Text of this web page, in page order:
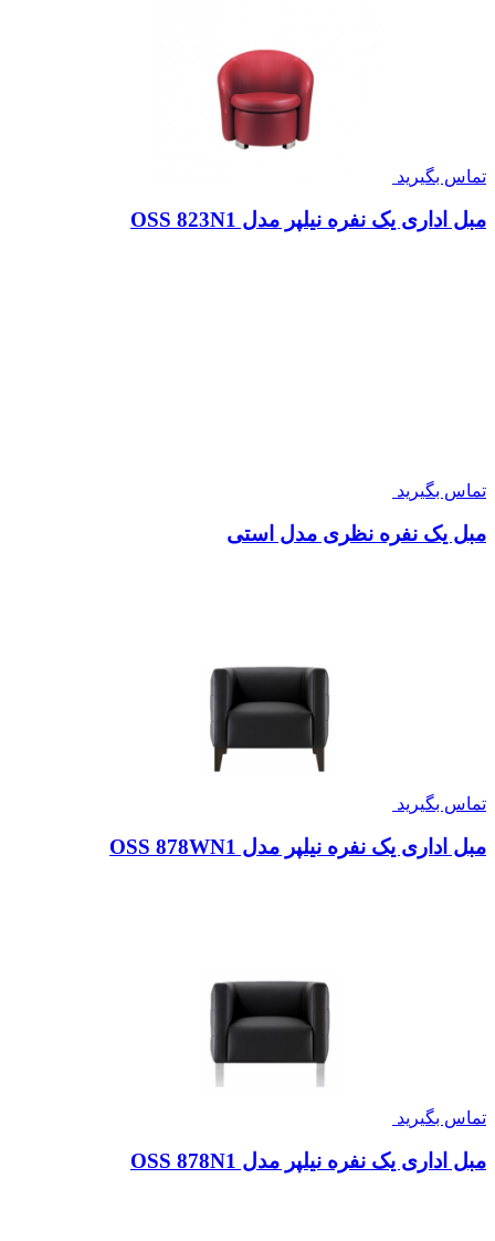
تماس بگیرید
مبل اداری یک نفره نیلپر مدل OSS 823N1
تماس بگیرید
مبل یک نفره نظری مدل استی
تماس بگیرید
مبل اداری یک نفره نیلپر مدل OSS 878WN1
تماس بگیرید
مبل اداری یک نفره نیلپر مدل OSS 878N1